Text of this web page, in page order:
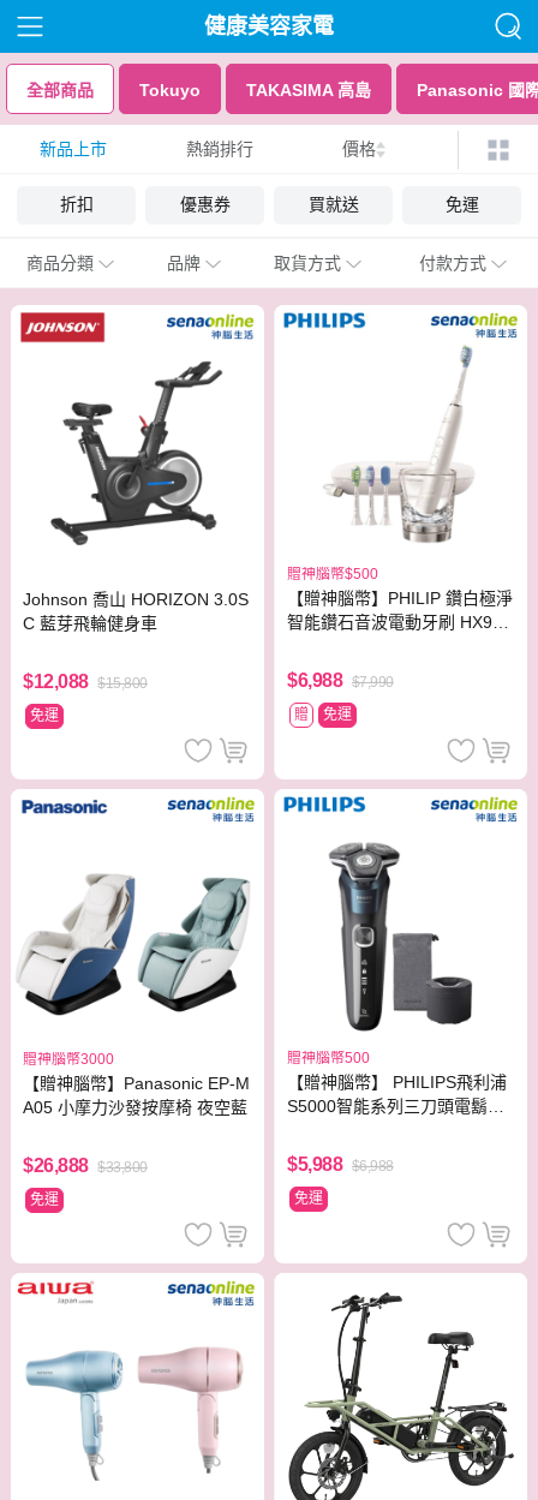
健康美容家電
全部商品 Tokuyo TAKASIMA 高島 Panasonic 國
新品上市 熱銷排行 價格
折扣 優惠券 買就送 免運
商品分類 品牌 取貨方式 付款方式
Johnson 喬山 HORIZON 3.0S
C 藍芽飛輪健身車
$12,088 $15,800
免運
贈神腦幣$500
【贈神腦幣】PHILIP 鑽白極淨
智能鑽石音波電動牙刷 HX992
$6,988 $7,990
贈
免運
贈神腦幣3000
【贈神腦幣】Panasonic EP-M
A05 小摩力沙發按摩椅 夜空藍
$26,888 $33,800
免運
贈神腦幣500
【贈神腦幣】 PHILIPS飛利浦
S5000智能系列三刀頭電鬍刀
$5,988 $6,988
免運